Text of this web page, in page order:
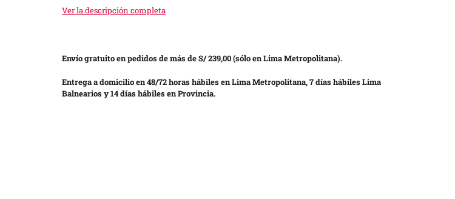
Ver la descripción completa
Envío gratuito en pedidos de más de S/ 239,00 (sólo en Lima Metropolitana).
Entrega a domicilio en 48/72 horas hábiles en Lima Metropolitana, 7 días hábiles Lima
Balnearios y 14 días hábiles en Provincia.